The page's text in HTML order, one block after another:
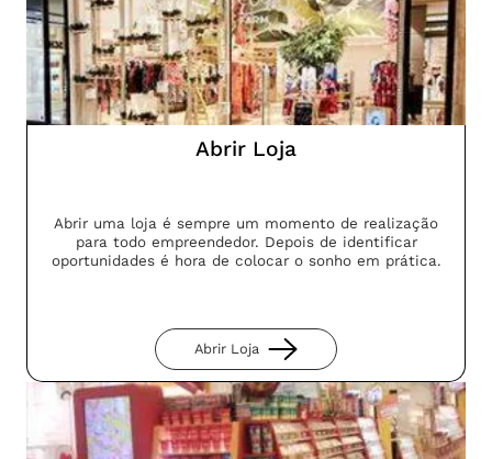
Abrir Loja
Abrir uma loja é sempre um momento de realização
para todo empreendedor. Depois de identificar
oportunidades é hora de colocar o sonho em prática.
Abrir Loja